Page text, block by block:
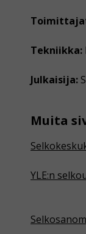
Tekniikka:
Julkaisija:
Muita
YLE:n